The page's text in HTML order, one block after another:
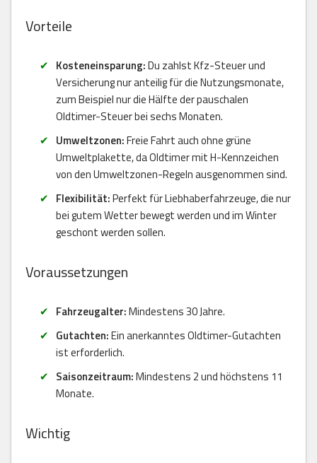
Vorteile
Kosteneinsparung:Du zahlst Kfz-Steuer und
Versicherung nur anteilig für die Nutzungsmonate,
zum Beispiel nur die Hälfte der pauschalen
Oldtimer-Steuer bei sechs Monaten.
Umweltzonen:Freie Fahrt auch ohne grüne
Umweltplakette, da Oldtimer mit H-Kennzeichen
von den Umweltzonen-Regeln ausgenommen sind.
Flexibilität:Perfekt für Liebhaberfahrzeuge, die nur
bei gutem Wetter bewegt werden und im Winter
geschont werden sollen.
Voraussetzungen
Fahrzeugalter:Mindestens 30 Jahre.
Gutachten:Ein anerkanntes Oldtimer-Gutachten
ist erforderlich.
Saisonzeitraum:Mindestens 2 und höchstens 11
Monate.
Wichtig